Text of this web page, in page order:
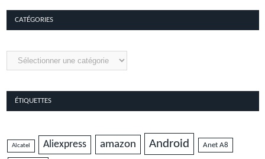
CATÉGORIES
Catégories
ÉTIQUETTES
Alcatel Aliexpress amazon Android Anet A8